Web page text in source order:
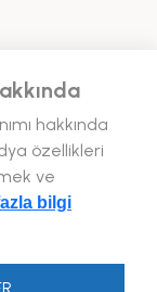
hakkında
özellikleri
ve
bilgi